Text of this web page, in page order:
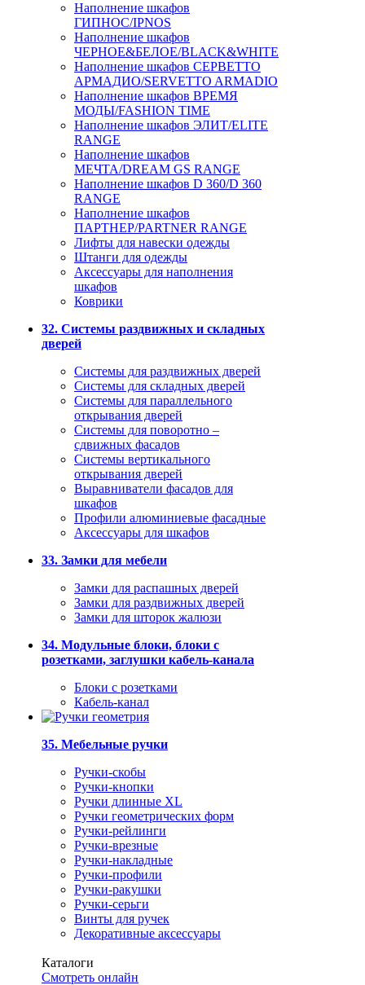
Наполнение шкафов
ГИПНОС/IPNOS
Наполнение шкафов
ЧЕРНОЕ&БЕЛОЕ/BLACK&WHITE
Наполнение шкафов СЕРВЕТТО
АРМАДИО/SERVETTO ARMADIO
Наполнение шкафов ВРЕМЯ
МОДЫ/FASHION TIME
Наполнение шкафов ЭЛИТ/ELITE
RANGE
Наполнение шкафов
МЕЧТА/DREAM GS RANGE
Наполнение шкафов D 360/D 360
RANGE
Наполнение шкафов
ПАРТНЕР/PARTNER RANGE
Лифты для навески одежды
Штанги для одежды
Аксессуары для наполнения
шкафов
Коврики
32. Системы раздвижных и складных
дверей
Системы для раздвижных дверей
Системы для складных дверей
Системы для параллельного
открывания дверей
Системы для поворотно –
сдвижных фасадов
Системы вертикального
открывания дверей
Выравниватели фасадов для
шкафов
Профили алюминиевые фасадные
Аксессуары для шкафов
33. Замки для мебели
Замки для распашных дверей
Замки для раздвижных дверей
Замки для шторок жалюзи
34. Модульные блоки, блоки с
розетками, заглушки кабель-канала
Блоки с розетками
Кабель-канал
35. Мебельные ручки
Ручки-скобы
Ручки-кнопки
Ручки длинные XL
Ручки геометрических форм
Ручки-рейлинги
Ручки-врезные
Ручки-накладные
Ручки-профили
Ручки-ракушки
Ручки-серьги
Винты для ручек
Декоративные аксессуары
Каталоги
Смотреть онлайн